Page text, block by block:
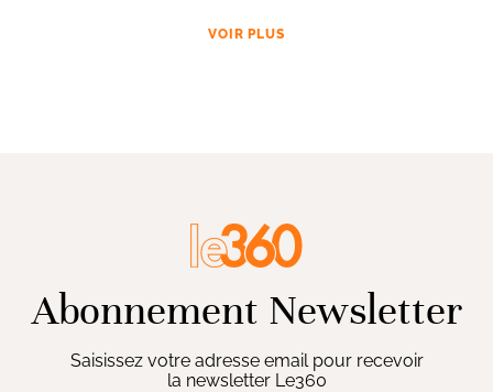
VOIR PLUS
Abonnement Newsletter
Saisissez votre adresse email pour recevoir
la newsletter Le360